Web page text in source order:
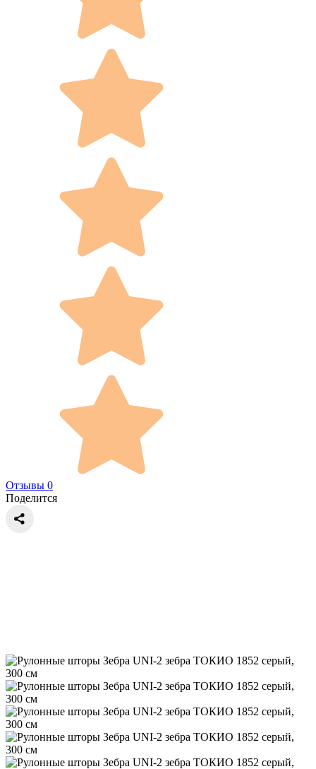
Отзывы 0
Поделится